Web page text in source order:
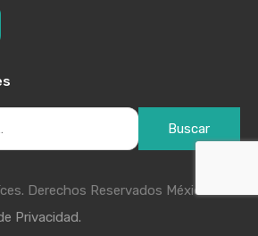
Buscar
Derechos Reservados México
Privacidad.